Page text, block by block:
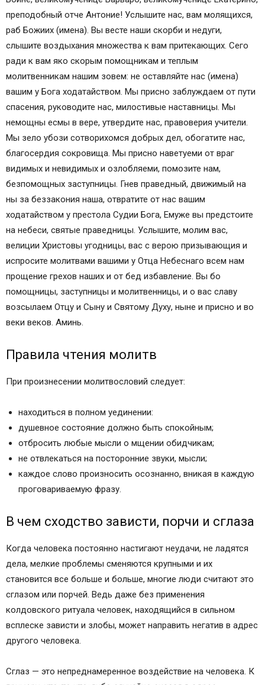
преподобный отче Антоние! Услышите нас, вам молящихся,
раб Божиих (имена). Вы весте наши скорби и недуги,
слышите воздыхания множества к вам притекающих. Сего
ради к вам яко скорым помощникам и теплым
молитвенникам нашим зовем: не оставляйте нас (имена)
вашим у Бога ходатайством. Мы присно заблуждаем от пути
спасения, руководите нас, милостивые наставницы. Мы
немощны есмы в вере, утвердите нас, правоверия учители.
Мы зело убози сотворихомся добрых дел, обогатите нас,
благосердия сокровища. Мы присно наветуеми от враг
видимых и невидимых и озлобляеми, помозите нам,
безпомощных заступницы. Гнев праведный, движимый на
ны за беззакония наша, отвратите от нас вашим
ходатайством у престола Судии Бога, Емуже вы предстоите
на небеси, святые праведницы. Услышите, молим вас,
велиции Христовы угодницы, вас с верою призывающия и
испросите молитвами вашими у Отца Небеснаго всем нам
прощение грехов наших и от бед избавление. Вы бо
помощницы, заступницы и молитвенницы, и о вас славу
возсылаем Отцу и Сыну и Святому Духу, ныне и присно и во
веки веков. Аминь.
Правила чтения молитв
При произнесении молитвословий следует:
находиться в полном уединении:
душевное состояние должно быть спокойным;
отбросить любые мысли о мщении обидчикам;
не отвлекаться на посторонние звуки, мысли;
каждое слово произносить осознанно, вникая в каждую
проговариваемую фразу.
В чем сходство зависти, порчи и сглаза
Когда человека постоянно настигают неудачи, не ладятся
дела, мелкие проблемы сменяются крупными и их
становится все больше и больше, многие люди считают это
сглазом или порчей. Ведь даже без применения
колдовского ритуала человек, находящийся в сильном
всплеске зависти и злобы, может направить негатив в адрес
другого человека.
Сглаз — это непреднамеренное воздействие на человека. К